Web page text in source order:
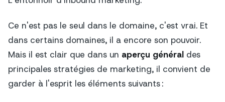
Ce n'est pas le seul dans le domaine, c'est vrai. Et
dans certains domaines, il a encore son pouvoir.
Mais il est clair que dans un aperçu général des
principales stratégies de marketing, il convient de
garder à l'esprit les éléments suivants :